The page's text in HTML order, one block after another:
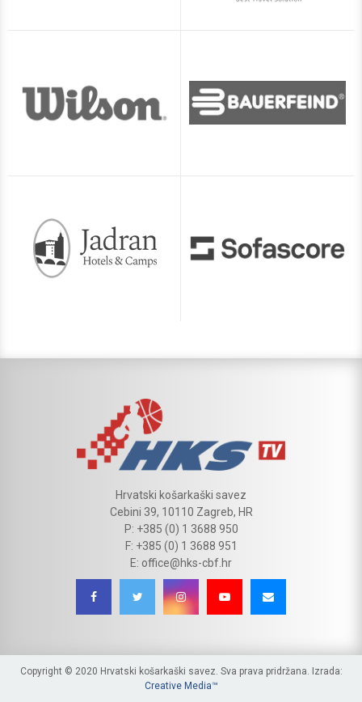
Hrvatski košarkaški savez
Cebini 39, 10110 Zagreb, HR
P: +385 (0) 1 3688 950
F: +385 (0) 1 3688 951
E: office@hks-cbf.hr
Copyright © 2020 Hrvatski košarkaški savez. Sva prava pridržana. Izrada:
Creative Media™